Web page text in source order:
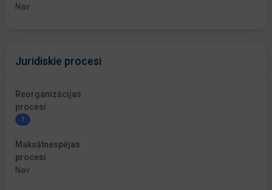
Nav
Juridiskie procesi
Reorganizācijas
procesi
1
Maksātnespējas
procesi
Nav